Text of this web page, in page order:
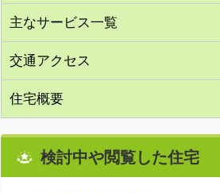
主なサービス一覧
交通アクセス
住宅概要
検討中や閲覧した住宅